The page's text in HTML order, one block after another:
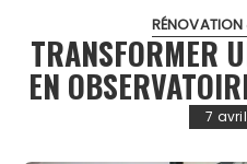
TRANSFORMER
EN
7